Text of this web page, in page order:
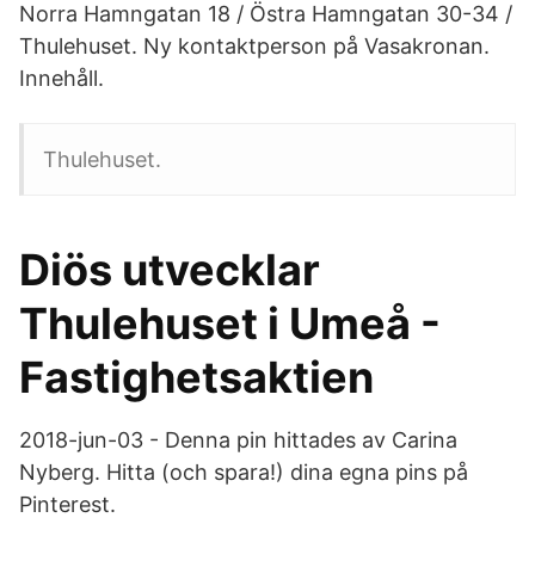
Norra Hamngatan 18 / Östra Hamngatan 30-34 /
Thulehuset. Ny kontaktperson på Vasakronan.
Innehåll.
Thulehuset.
Diös utvecklar
Thulehuset i Umeå -
Fastighetsaktien
2018-jun-03 - Denna pin hittades av Carina
Nyberg. Hitta (och spara!) dina egna pins på
Pinterest.